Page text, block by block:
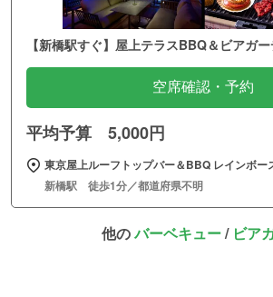
【新橋駅すぐ】屋上テラスBBQ＆ビアガ
空席確認・予約
平均予算 5,000円
東京屋上ルーフトップバー＆BBQ レインボー
新橋駅 徒歩1分／都道府県不明
他のバーベキュー/ ビア